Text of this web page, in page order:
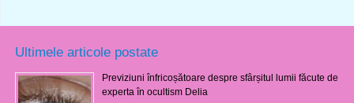
Ultimele articole postate
Previziuni înfricoșătoare despre sfârșitul lumii făcute de
experta în ocultism Delia